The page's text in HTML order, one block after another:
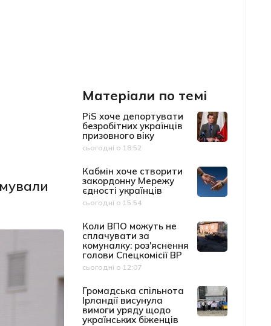
Матеріали по темі
PiS хоче депортувати
безробітних українців
призовного віку
Дата публікації
сьогодні о 18:52
Кабмін хоче створити
закордонну Мережу
єдності українців
Дата публікації
сьогодні о 15:54
Коли ВПО можуть не
сплачувати за
комуналку: роз'яснення
голови Спецкомісії ВР
Дата публікації
сьогодні о 12:07
Громадська спільнота
Ірландії висунула
вимоги уряду щодо
українських біженців